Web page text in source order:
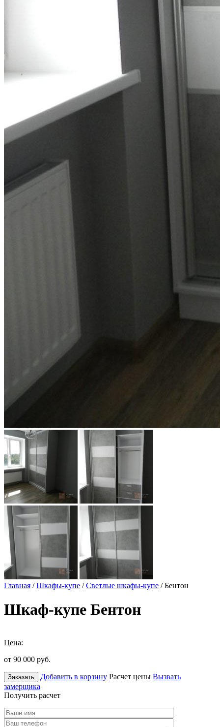
Главная /Шкафы-купе /Светлые шкафы-купе / Бентон
Шкаф-купе Бентон
Цена:
от 90 000 руб.
Заказать Добавить в корзину Расчет цены Вызвать
замерщика
Получить расчет